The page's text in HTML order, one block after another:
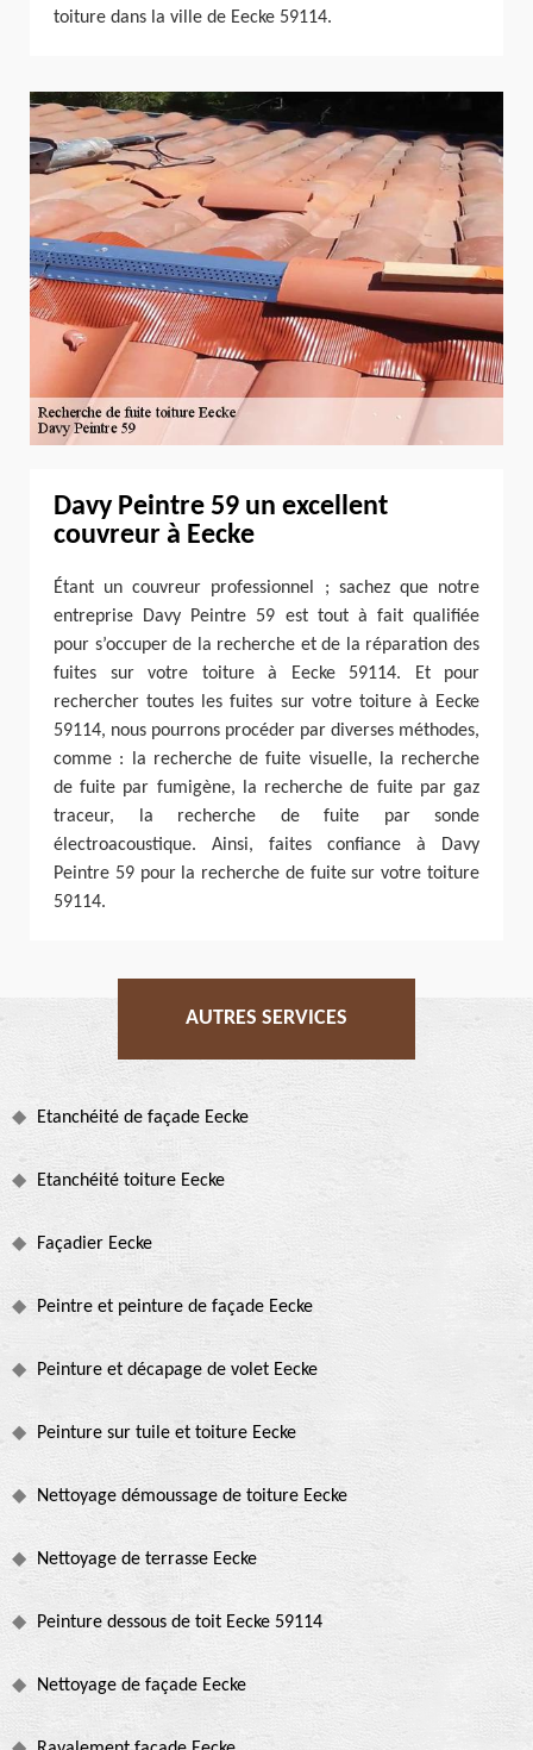
toiture dans la ville de Eecke 59114.
Davy Peintre 59 un excellent
couvreur à Eecke
Étant un couvreur professionnel ; sachez que notre
entreprise Davy Peintre 59 est tout à fait qualifiée
pour s’occuper de la recherche et de la réparation des
fuites sur votre toiture à Eecke 59114. Et pour
rechercher toutes les fuites sur votre toiture à Eecke
59114, nous pourrons procéder par diverses méthodes,
comme : la recherche de fuite visuelle, la recherche
de fuite par fumigène, la recherche de fuite par gaz
traceur, la recherche de fuite par sonde
électroacoustique. Ainsi, faites confiance à Davy
Peintre 59 pour la recherche de fuite sur votre toiture
59114.
AUTRES SERVICES
Etanchéité de façade Eecke
Etanchéité toiture Eecke
Façadier Eecke
Peintre et peinture de façade Eecke
Peinture et décapage de volet Eecke
Peinture sur tuile et toiture Eecke
Nettoyage démoussage de toiture Eecke
Nettoyage de terrasse Eecke
Peinture dessous de toit Eecke 59114
Nettoyage de façade Eecke